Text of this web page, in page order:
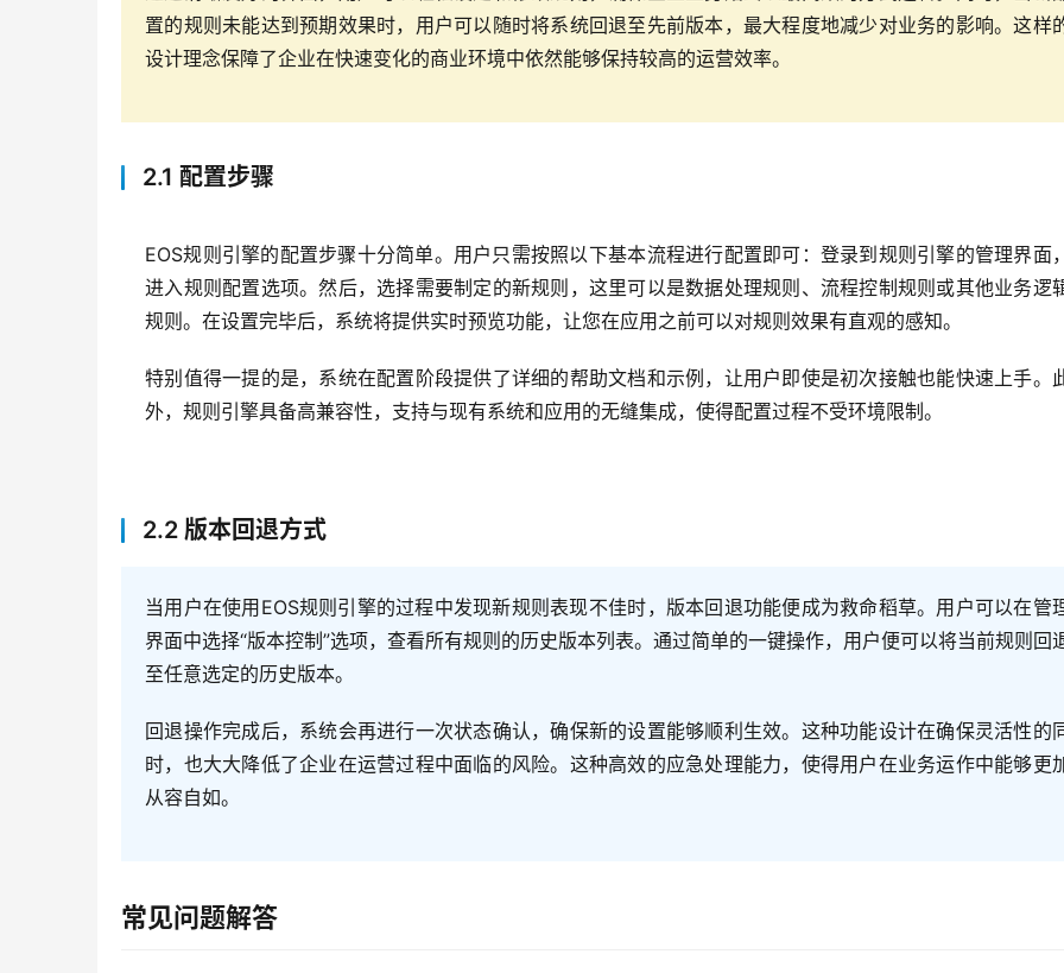
置的规则未能达到预期效果时，用户可以随时将系统回退至先前版本，最大程度地减少对业务的影响。这样
设计理念保障了企业在快速变化的商业环境中依然能够保持较高的运营效率。
2.1 配置步骤
EOS规则引擎的配置步骤十分简单。用户只需按照以下基本流程进行配置即可：登录到规则引擎的管理界面，
进入规则配置选项。然后，选择需要制定的新规则，这里可以是数据处理规则、流程控制规则或其他业务逻
规则。在设置完毕后，系统将提供实时预览功能，让您在应用之前可以对规则效果有直观的感知。
特别值得一提的是，系统在配置阶段提供了详细的帮助文档和示例，让用户即使是初次接触也能快速上手。
外，规则引擎具备高兼容性，支持与现有系统和应用的无缝集成，使得配置过程不受环境限制。
2.2 版本回退方式
当用户在使用EOS规则引擎的过程中发现新规则表现不佳时，版本回退功能便成为救命稻草。用户可以在管
界面中选择“版本控制”选项，查看所有规则的历史版本列表。通过简单的一键操作，用户便可以将当前规则回
至任意选定的历史版本。
回退操作完成后，系统会再进行一次状态确认，确保新的设置能够顺利生效。这种功能设计在确保灵活性的
时，也大大降低了企业在运营过程中面临的风险。这种高效的应急处理能力，使得用户在业务运作中能够更
从容自如。
常见问题解答